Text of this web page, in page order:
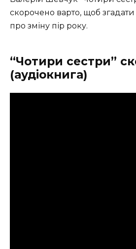
скорочено варто, щоб згадати
про зміну пір року.
“Чотири сестри”
(аудіокнига)